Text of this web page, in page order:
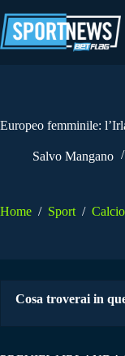
al
contenuto
Europeo femminile:
Salvo Mangano
Home / Sport / Calcio
Cosa troverai in